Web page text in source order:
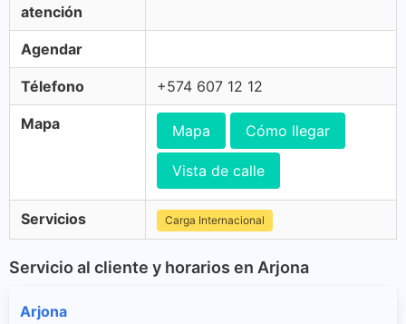
atención
Agendar
Télefono +574 607 12 12
Mapa Mapa Cómo llegar
Vista de calle
Servicios Carga Internacional
Servicio al cliente y horarios en Arjona
Arjona